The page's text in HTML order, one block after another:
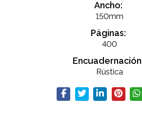
Ancho:
150mm
Páginas:
400
Rústica